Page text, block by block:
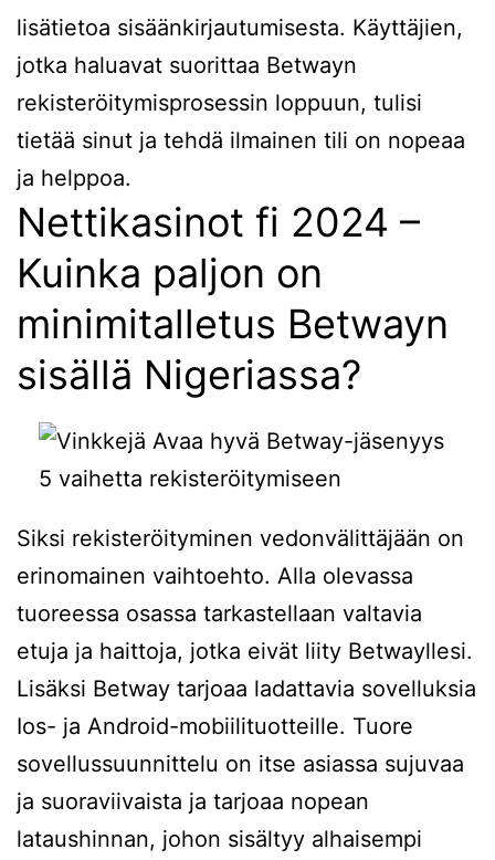
lisätietoa sisäänkirjautumisesta. Käyttäjien,
jotka haluavat suorittaa Betwayn
rekisteröitymisprosessin loppuun, tulisi
tietää sinut ja tehdä ilmainen tili on nopeaa
ja helppoa.
Nettikasinot fi 2024 –
Kuinka paljon on
minimitalletus Betwayn
sisällä Nigeriassa?
Siksi rekisteröityminen vedonvälittäjään on
erinomainen vaihtoehto. Alla olevassa
tuoreessa osassa tarkastellaan valtavia
etuja ja haittoja, jotka eivät liity Betwayllesi.
Lisäksi Betway tarjoaa ladattavia sovelluksia
Ios- ja Android-mobiilituotteille. Tuore
sovellussuunnittelu on itse asiassa sujuvaa
ja suoraviivaista ja tarjoaa nopean
lataushinnan, johon sisältyy alhaisempi